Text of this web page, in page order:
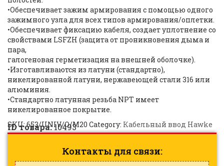
•Обеспечивает зажим армирования с помощью одного
зажимного узла для всех типов армирования/оплетки.
•Обеспечивает фиксацию кабеля, создает уплотнение со
свойствами LSFZH (защита от проникновения дыма и
пара,
галогеновая герметизация на внешней оболочке).
•Изготавливаются из латуни (стандартно),
никелированной латуни, нержавеющей стали 316 или
алюминия.
•Стандартно латунная резьба NPT имеет
никелированное покрытие.
SKU:653/UNIV/O/M20 Category: Кабельный ввод Hawke
ID товара:10493
Контакты для связи: